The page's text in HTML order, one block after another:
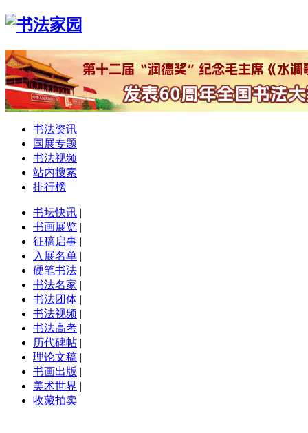
书法资讯
国展专题
书法视频
站内搜索
排行榜
书坛快讯 |
书画展览 |
征稿启事 |
入展名单 |
硬笔书法 |
书法名家 |
书法团体 |
书法视频 |
书法高考 |
历代碑帖 |
理论文稿 |
书画出版 |
美术世界 |
收藏拍卖